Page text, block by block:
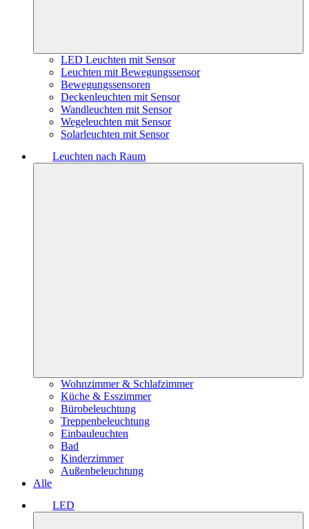
LED Leuchten mit Sensor
Leuchten mit Bewegungssensor
Bewegungssensoren
Deckenleuchten mit Sensor
Wandleuchten mit Sensor
Wegeleuchten mit Sensor
Solarleuchten mit Sensor
Leuchten nach Raum
Wohnzimmer & Schlafzimmer
Küche & Esszimmer
Bürobeleuchtung
Treppenbeleuchtung
Einbauleuchten
Bad
Kinderzimmer
Außenbeleuchtung
Alle
LED